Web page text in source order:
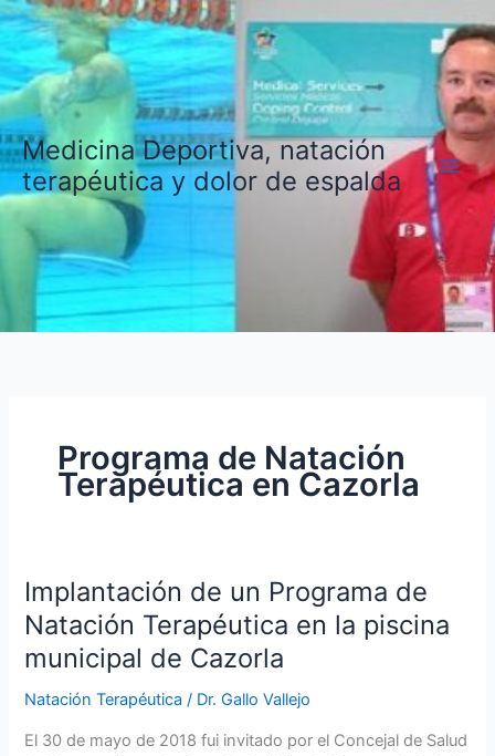
Ir
contenido
Medicina Deportiva, natación
terapéutica y dolor de espalda
Programa de Natación
Terapéutica en Cazorla
Implantación de un Programa de
Natación Terapéutica en la piscina
municipal de Cazorla
Natación Terapéutica / Dr. Gallo Vallejo
El 30 de mayo de 2018 fui invitado por el Concejal de Salud